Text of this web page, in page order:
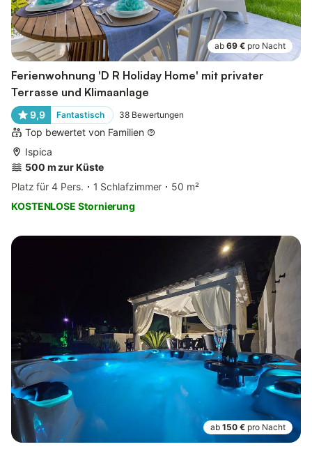
ab 69 € pro Nacht
Ferienwohnung 'D R Holiday Home' mit privater
Terrasse und Klimaanlage
9,9 Fantastisch 38 Bewertungen
Top bewertet von Familien
Ispica
500 m zur Küste
Platz für 4 Pers.
1 Schlafzimmer
50 m²
KOSTENLOSE Stornierung
ab 150 € pro Nacht